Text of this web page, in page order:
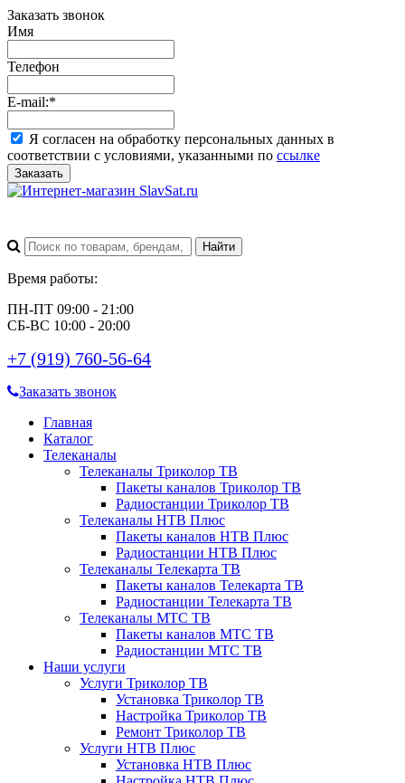
Заказать звонок
Имя
Телефон
E-mail:*
Я согласен на обработку персональных данных в
соответствии с условиями, указанными по ссылке
Заказать
Время работы:
ПН-ПТ 09:00 - 21:00
СБ-ВС 10:00 - 20:00
+7 (919) 760-56-64
Заказать звонок
Главная
Каталог
Телеканалы
Телеканалы Триколор ТВ
Пакеты каналов Триколор ТВ
Радиостанции Триколор ТВ
Телеканалы НТВ Плюс
Пакеты каналов НТВ Плюс
Радиостанции НТВ Плюс
Телеканалы Телекарта ТВ
Пакеты каналов Телекарта ТВ
Радиостанции Телекарта ТВ
Телеканалы МТС ТВ
Пакеты каналов МТС ТВ
Радиостанции МТС ТВ
Наши услуги
Услуги Триколор ТВ
Установка Триколор ТВ
Настройка Триколор ТВ
Ремонт Триколор ТВ
Услуги НТВ Плюс
Установка НТВ Плюс